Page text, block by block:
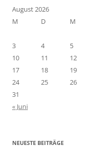
n
n
c
h
August 2026
M
D M
3
4 5
10
11 12
17
18 19
24
25 26
31
« Juni
NEUESTE BEITRÄGE